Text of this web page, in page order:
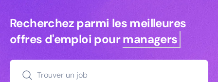
Recherchez parmi les meilleures
Recherchez parmi les meilleures
offres d'emploi pourmanagers
Trouver un job